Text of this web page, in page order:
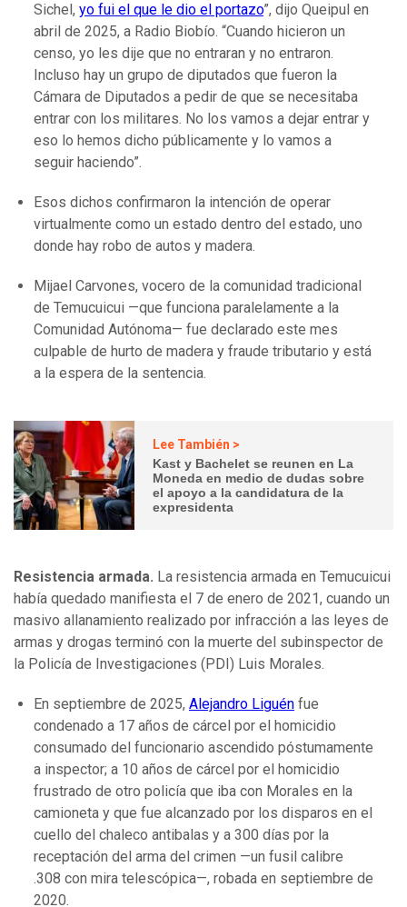
Sichel, yo fui el que le dio el portazo”, dijo Queipul en
abril de 2025, a Radio Biobío. “Cuando hicieron un
censo, yo les dije que no entraran y no entraron.
Incluso hay un grupo de diputados que fueron la
Cámara de Diputados a pedir de que se necesitaba
entrar con los militares. No los vamos a dejar entrar y
eso lo hemos dicho públicamente y lo vamos a
seguir haciendo”.
Esos dichos confirmaron la intención de operar
virtualmente como un estado dentro del estado, uno
donde hay robo de autos y madera.
Mijael Carvones, vocero de la comunidad tradicional
de Temucuicui —que funciona paralelamente a la
Comunidad Autónoma— fue declarado este mes
culpable de hurto de madera y fraude tributario y está
a la espera de la sentencia.
Lee También >
Kast y Bachelet se reunen en La
Moneda en medio de dudas sobre
el apoyo a la candidatura de la
expresidenta
Resistencia armada. La resistencia armada en Temucuicui
había quedado manifiesta el 7 de enero de 2021, cuando un
masivo allanamiento realizado por infracción a las leyes de
armas y drogas terminó con la muerte del subinspector de
la Policía de Investigaciones (PDI) Luis Morales.
En septiembre de 2025, Alejandro Liguén fue
condenado a 17 años de cárcel por el homicidio
consumado del funcionario ascendido póstumamente
a inspector; a 10 años de cárcel por el homicidio
frustrado de otro policía que iba con Morales en la
camioneta y que fue alcanzado por los disparos en el
cuello del chaleco antibalas y a 300 días por la
receptación del arma del crimen —un fusil calibre
.308 con mira telescópica—, robada en septiembre de
2020.